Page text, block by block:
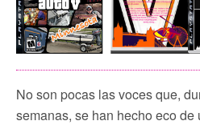
No son pocas las voces que,
semanas, se han hecho eco